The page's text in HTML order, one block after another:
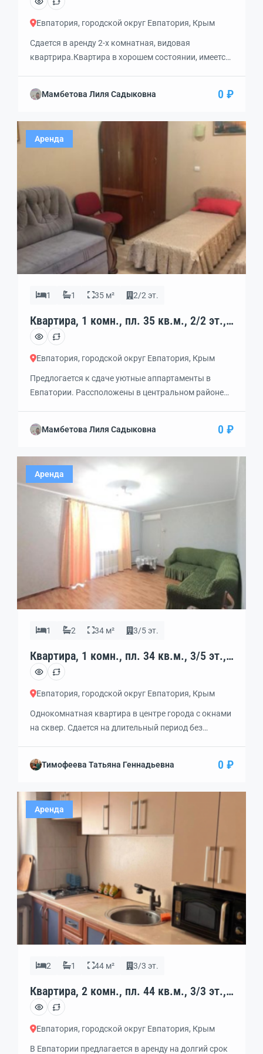
Евпатория, городской округ Евпатория, Крым
Сдается в аренду 2-х комнатная, видовая
квартрира.Квартира в хорошем состоянии, имеется
развязка.Можно с детками и животными.Цена с
Мамбетова Лиля Садыковна 0 ₽
Аренда
1 1 35 м² 2/2 эт.
Квартира, 1 комн., пл. 35 кв.м., 2/2 эт.,
код: 342798
Евпатория, городской округ Евпатория, Крым
Предлогается к сдаче уютные аппартаменты в
Евпатории. Рассположены в центральном районе
минут. Вся необходимая инфраструктура в пешой
набережная, городские достропримичательности,
супермаркеты и так далее. Сами номера в отличном
состоянии, со всем необходимым для проживания.
Во дворе есть […]
Мамбетова Лиля Садыковна 0 ₽
Аренда
1 2 34 м² 3/5 эт.
Квартира, 1 комн., пл. 34 кв.м., 3/5 эт.,
код: 462349
Евпатория, городской округ Евпатория, Крым
Однокомнатная квартира в центре города с окнами
на сквер. Сдается на длительный период без
— К набережной Горького примерно 1500 метров по
квартала. Очень тихо. — Рядом много разных
магазинов […]
Тимофеева Татьяна Геннадьевна 0 ₽
Аренда
2 1 44 м² 3/3 эт.
Квартира, 2 комн., пл. 44 кв.м., 3/3 эт.,
код: 462308
Евпатория, городской округ Евпатория, Крым
В Евпатории предлагается в аренду на долгий срок